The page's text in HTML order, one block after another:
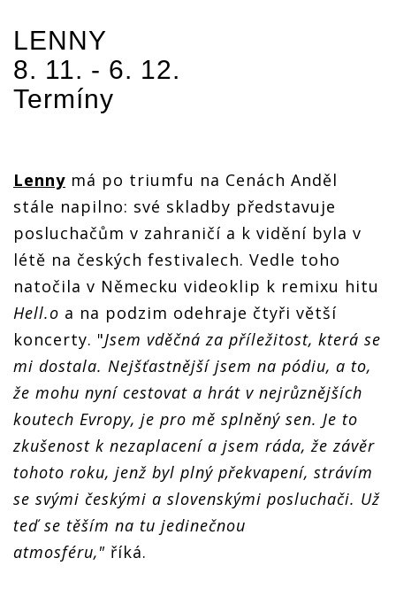
LENNY
8. 11. - 6. 12.
Termíny
Lenny má po triumfu na Cenách Anděl
stále napilno: své skladby představuje
posluchačům v zahraničí a k vidění byla v
létě na českých festivalech. Vedle toho
natočila v Německu videoklip k remixu hitu
Hell.o a na podzim odehraje čtyři větší
koncerty. "Jsem vděčná za příležitost, která se
mi dostala. Nejšťastnější jsem na pódiu, a to,
že mohu nyní cestovat a hrát v nejrůznějších
koutech Evropy, je pro mě splněný sen. Je to
zkušenost k nezaplacení a jsem ráda, že závěr
tohoto roku, jenž byl plný překvapení, strávím
se svými českými a slovenskými posluchači. Už
teď se těším na tu jedinečnou
atmosféru," říká.